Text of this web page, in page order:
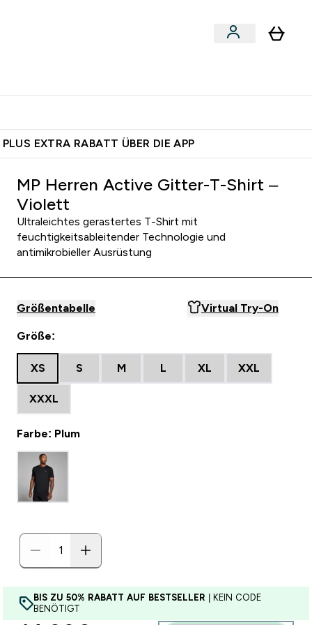
EXTRA RABATT ÜBER DIE APP
MP Herren Active Gitter-T-Shirt –
Violett
Ultraleichtes gerastertes T-Shirt mit
feuchtigkeitsableitender Technologie und
antimikrobieller Ausrüstung
Größentabelle Virtual Try-On
Größe:
XS S M L XL XXL
XXXL
Farbe: Plum
BIS ZU 50% RABATT AUF BESTSELLER | KEIN CODE
BENÖTIGT